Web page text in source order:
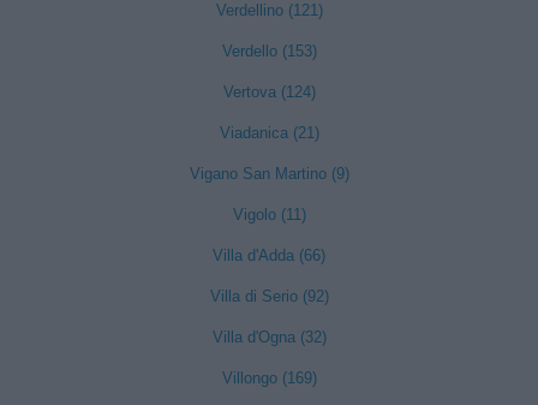
Verdellino (121)
Verdello (153)
Vertova (124)
Viadanica (21)
Vigano San Martino (9)
Vigolo (11)
Villa d'Adda (66)
Villa di Serio (92)
Villa d'Ogna (32)
Villongo (169)